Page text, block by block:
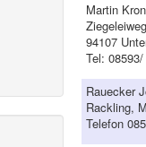
Martin
94107
Tel:
Rauecker
Rackling,
Telefon